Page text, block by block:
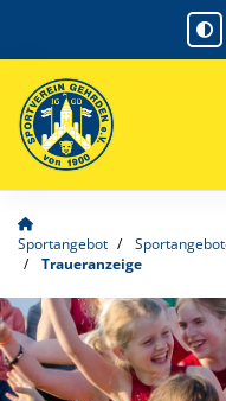
Sportangebot
Traueranzeige